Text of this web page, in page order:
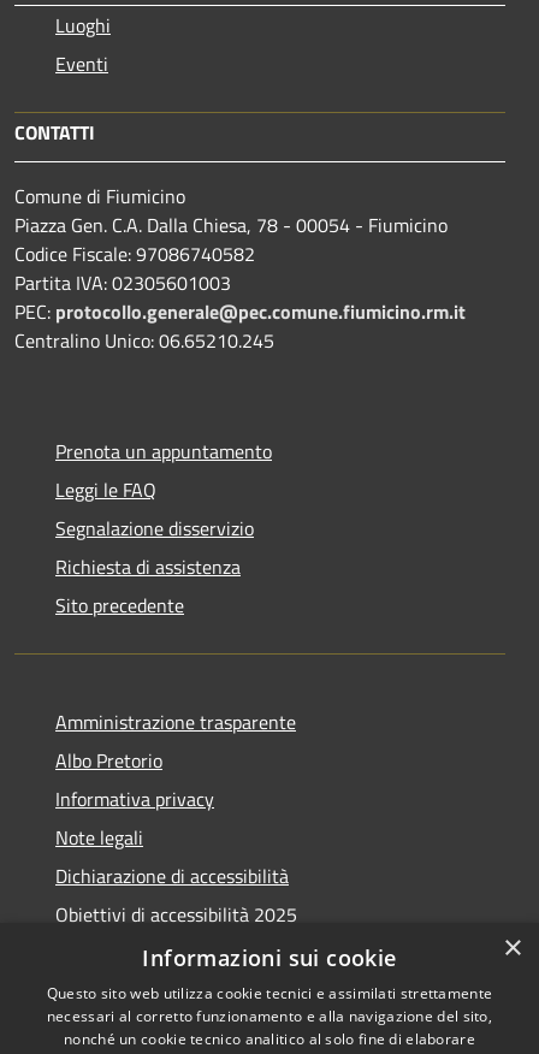
Luoghi
Eventi
CONTATTI
Comune di Fiumicino
Piazza Gen. C.A. Dalla Chiesa, 78 - 00054 - Fiumicino
Codice Fiscale: 97086740582
Partita IVA: 02305601003
PEC: protocollo.generale@pec.comune.fiumicino.rm.it
Centralino Unico: 06.65210.245
Prenota un appuntamento
Leggi le FAQ
Segnalazione disservizio
Richiesta di assistenza
Sito precedente
Amministrazione trasparente
Albo Pretorio
Informativa privacy
Note legali
Dichiarazione di accessibilità
Obiettivi di accessibilità 2025
Meccanismo di feedback
×
Informazioni sui cookie
Questo sito web utilizza cookie tecnici e assimilati strettamente
necessari al corretto funzionamento e alla navigazione del sito,
nonché un cookie tecnico analitico al solo fine di elaborare